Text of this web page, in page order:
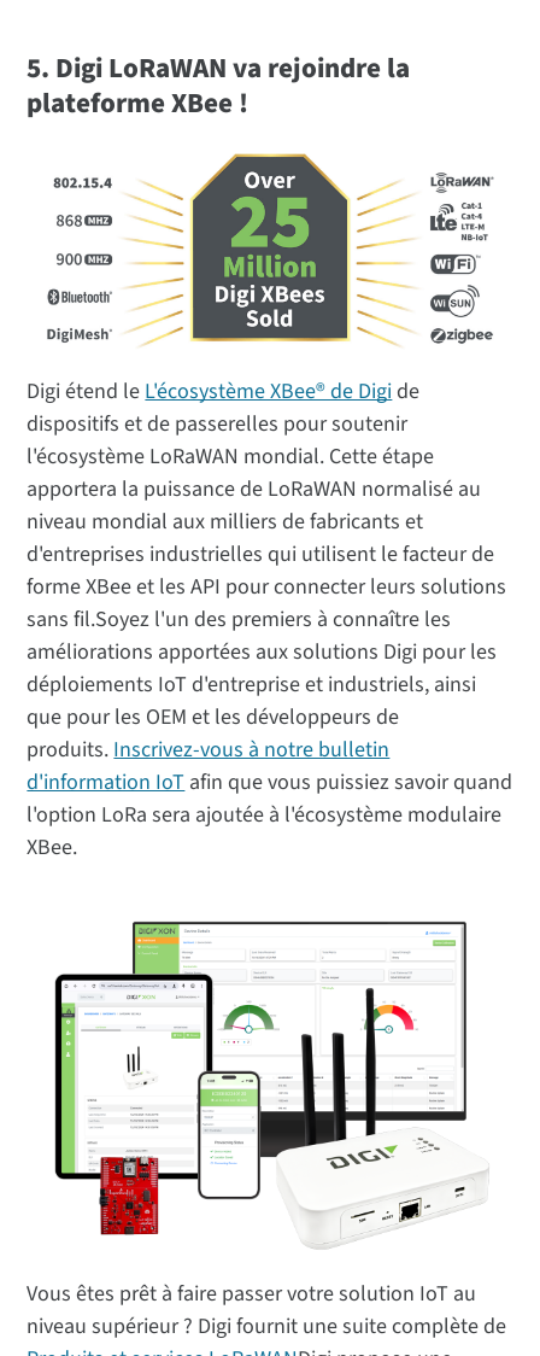
5. Digi LoRaWAN va rejoindre la
plateforme XBee !
Digi étend le L'écosystème XBee® de Digide
dispositifs et de passerelles pour soutenir
l'écosystème LoRaWAN mondial. Cette étape
apportera la puissance de LoRaWAN normalisé au
niveau mondial aux milliers de fabricants et
d'entreprises industrielles qui utilisent le facteur de
forme XBee et les API pour connecter leurs solutions
sans fil.Soyez l'un des premiers à connaître les
améliorations apportées aux solutions Digi pour les
déploiements IoT d'entreprise et industriels, ainsi
que pour les OEM et les développeurs de
produits. Inscrivez-vous à notre bulletin
d'information IoT afin que vous puissiez savoir quand
l'option LoRa sera ajoutée à l'écosystème modulaire
XBee.
Vous êtes prêt à faire passer votre solution IoT au
niveau supérieur ? Digi fournit une suite complète de